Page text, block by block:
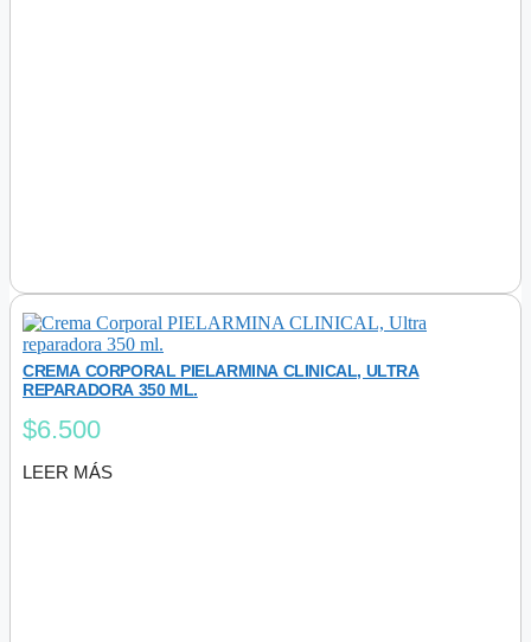
CREMA CORPORAL PIELARMINA CLINICAL, ULTRA
REPARADORA 350 ML.
$6.500
LEER MÁS